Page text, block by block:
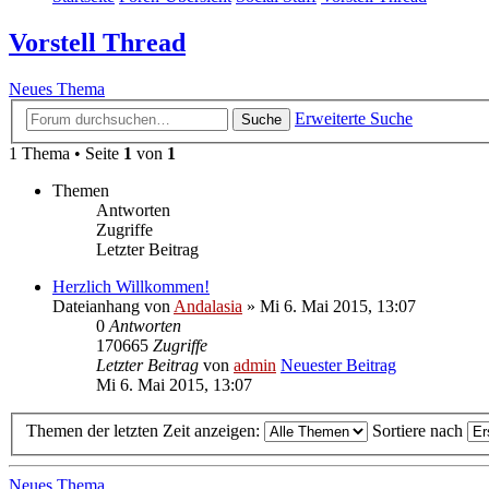
Vorstell Thread
Neues Thema
Suche
Erweiterte Suche
1 Thema • Seite 1 von 1
Themen
Antworten
Zugriffe
Letzter Beitrag
Herzlich Willkommen!
Dateianhang von Andalasia » Mi 6. Mai 2015, 13:07
0 Antworten
170665 Zugriffe
Letzter Beitrag von admin Neuester Beitrag
Mi 6. Mai 2015, 13:07
Themen der letzten Zeit anzeigen: Sortiere nach